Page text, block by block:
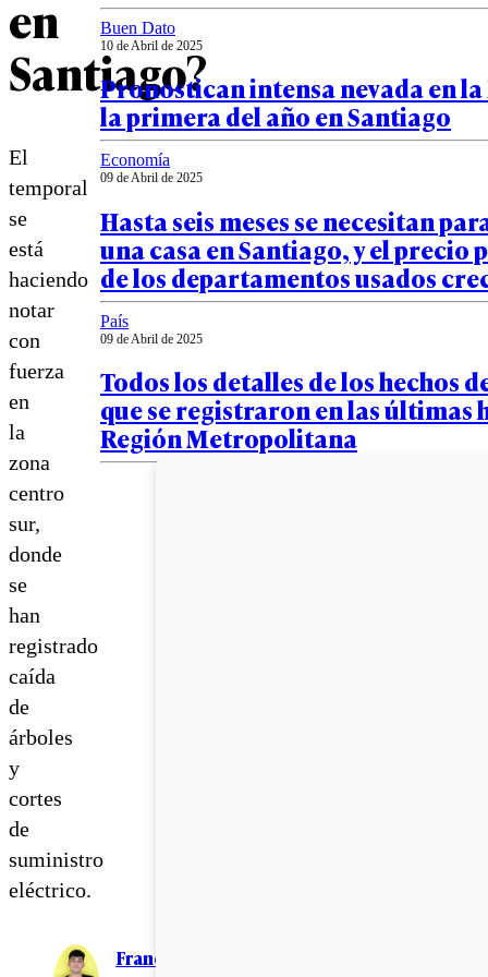
en
Santiago?
El
temporal
se
está
haciendo
notar
con
fuerza
en
la
zona
centro
sur,
donde
se
han
registrado
caída
de
árboles
y
cortes
de
suministro
eléctrico.
Francisco
Buen Dato
10 de Abril de 2025
Pronostican intensa nevada en
la primera del año en Santiago
Economía
09 de Abril de 2025
Hasta seis meses se necesitan
una casa en Santiago, y el precio
de los departamentos usados
País
09 de Abril de 2025
Todos los detalles de los hechos
que se registraron en las últimas
Región Metropolitana